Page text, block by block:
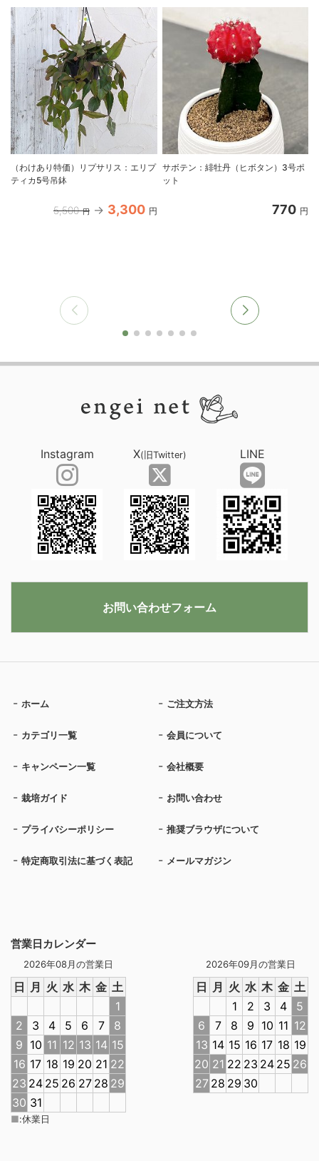
（わけあり特価）リプサリス：エリプ
ティカ5号吊鉢
5,500 円 3,300 円
サボテン：緋牡丹（ヒボタン）3号ポ
ット
770 円
営業日カレンダー
2026年08月の営業日
日 月 火 水 木 金 土
1
2
3 4 5 6 7
8
9 10 11 12 13 14 15
16 17 18 19 20 21 22
23 24 25 26 27 28 29
30 31
2026年09月の営業日
日 月 火 水 木 金 土
1
2 3 4
5
6
7 8 9 10 11 12
13 14 15 16 17 18 19
20 21 22 23 24 25 26
27 28 29 30
■:休業日
ホーム ご注文方法
カテゴリ一覧 会員について
キャンペーン一覧 会社概要
栽培ガイド お問い合わせ
プライバシーポリシー 推奨ブラウザについて
特定商取引法に基づく表記 メールマガジン
Instagram X(旧Twitter) LINE
お問い合わせフォーム